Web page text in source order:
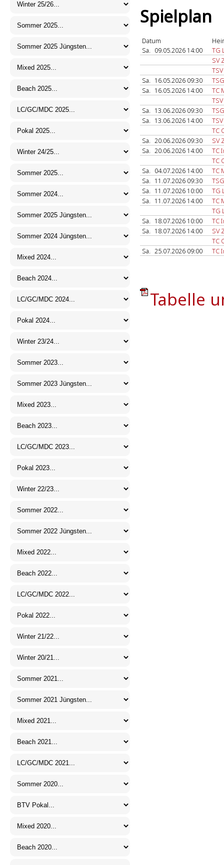
Spielplan
Datum
Sa. 09.05.2026 14:00
TG
SV
Sa. 16.05.2026 09:30
Sa. 16.05.2026 14:00
TC
Sa. 13.06.2026 09:30
Sa. 13.06.2026 14:00
TC
Sa. 20.06.2026 09:30
SV
Sa. 20.06.2026 14:00
TC
TC
Sa. 04.07.2026 14:00
TC
Sa. 11.07.2026 09:30
Sa. 11.07.2026 10:00
TG
Sa. 11.07.2026 14:00
TC
TG
Sa. 18.07.2026 10:00
TC
Sa. 18.07.2026 14:00
SV
TC
Sa. 25.07.2026 09:00 TC
Tabelle